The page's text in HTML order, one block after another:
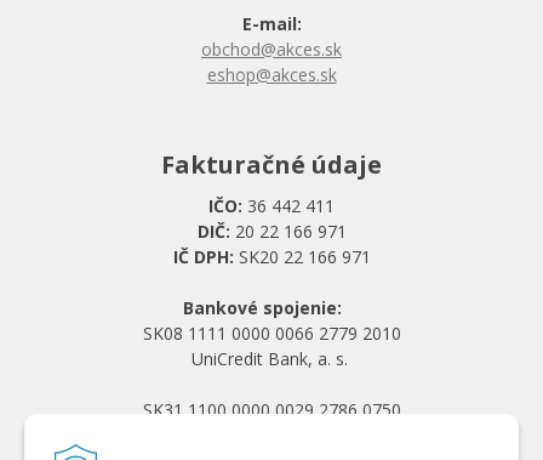
E-mail:
obchod@akces.sk
eshop@akces.sk
Fakturačné údaje
IČO: 36 442 411
DIČ: 20 22 166 971
IČ DPH: SK20 22 166 971
Bankové spojenie:
SK08 1111 0000 0066 2779 2010
UniCredit Bank, a. s.
SK31 1100 0000 0029 2786 0750